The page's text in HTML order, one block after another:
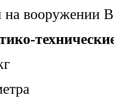
на вооружении